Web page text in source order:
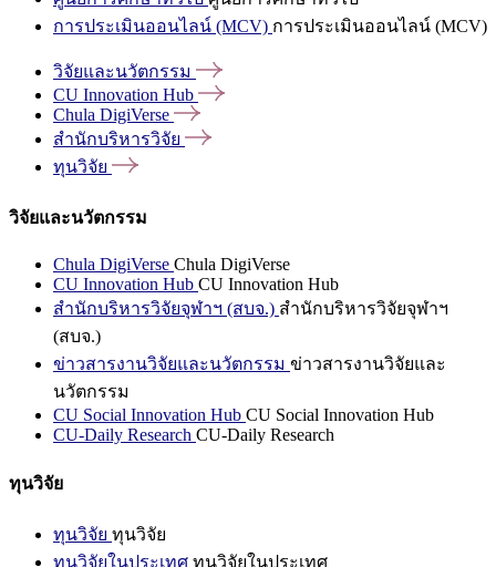
การประเมินออนไลน์ (MCV) การประเมินออนไลน์ (MCV)
วิจัยและนวัตกรรม
CU Innovation Hub
Chula DigiVerse
สำนักบริหารวิจัย
ทุนวิจัย
วิจัยและนวัตกรรม
Chula DigiVerse Chula DigiVerse
CU Innovation Hub CU Innovation Hub
สำนักบริหารวิจัยจุฬาฯ (สบจ.) สำนักบริหารวิจัยจุฬาฯ
(สบจ.)
ข่าวสารงานวิจัยและนวัตกรรม ข่าวสารงานวิจัยและ
นวัตกรรม
CU Social Innovation Hub CU Social Innovation Hub
CU-Daily Research CU-Daily Research
ทุนวิจัย
ทุนวิจัย ทุนวิจัย
ทุนวิจัยในประเทศ ทุนวิจัยในประเทศ